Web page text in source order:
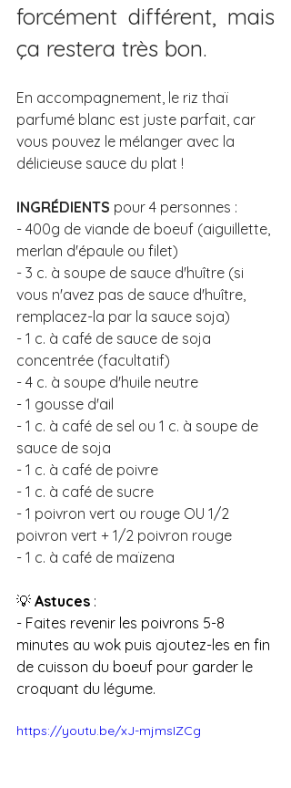
forcément différent, mais
ça restera très bon.
En accompagnement, le riz thaï
parfumé blanc est juste parfait, car
vous pouvez le mélanger avec la
délicieuse sauce du plat !
INGRÉDIENTS pour 4 personnes :
- 400g de viande de boeuf (aiguillette,
merlan d'épaule ou filet)
- 3 c. à soupe de sauce d'huître (si
vous n'avez pas de sauce d'huître,
remplacez-la par la sauce soja)
- 1 c. à café de sauce de soja
concentrée (facultatif)
- 4 c. à soupe d'huile neutre
- 1 gousse d'ail
- 1 c. à café de sel ou 1 c. à soupe de
sauce de soja
- 1 c. à café de poivre
- 1 c. à café de sucre
- 1 poivron vert ou rouge OU 1/2
poivron vert + 1/2 poivron rouge
- 1 c. à café de maïzena
💡 Astuces :
- Faites revenir les poivrons 5-8
minutes au wok puis ajoutez-les en fin
de cuisson du boeuf pour garder le
croquant du légume.
https://youtu.be/xJ-mjmsIZCg